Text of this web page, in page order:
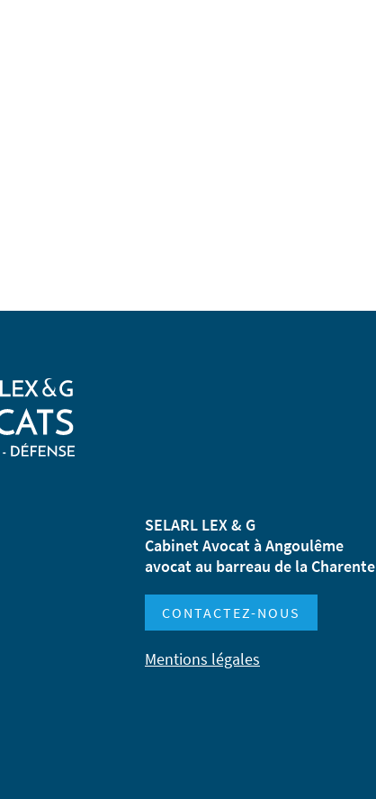
SELARL LEX & G
Cabinet Avocat à Angoulême
avocat au barreau de la Charente
CONTACTEZ-NOUS
Mentions légales